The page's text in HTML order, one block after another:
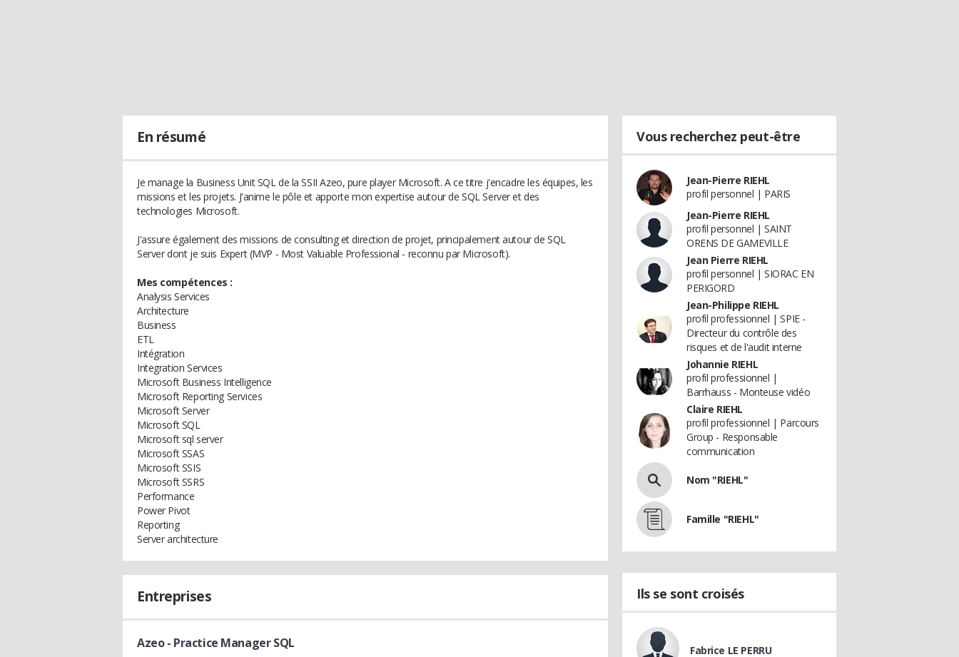
En résumé
Je manage la Business Unit SQL de la SSII Azeo, pure player Microsoft. A ce titre j'encadre les équipes, les
missions et les projets. J'anime le pôle et apporte mon expertise autour de SQL Server et des
technologies Microsoft.
J'assure également des missions de consulting et direction de projet, principalement autour de SQL
Server dont je suis Expert (MVP - Most Valuable Professional - reconnu par Microsoft).
Mes compétences :
Analysis Services
Architecture
Business
ETL
Intégration
Integration Services
Microsoft Business Intelligence
Microsoft Reporting Services
Microsoft Server
Microsoft SQL
Microsoft sql server
Microsoft SSAS
Microsoft SSIS
Microsoft SSRS
Performance
Power Pivot
Reporting
Server architecture
Entreprises
Azeo- Practice Manager SQL
Vous recherchez peut-être
Jean-Pierre RIEHL
profil personnel | PARIS
Jean-Pierre RIEHL
profil personnel | SAINT
ORENS DE GAMEVILLE
Jean Pierre RIEHL
profil personnel | SIORAC EN
PERIGORD
Jean-Philippe RIEHL
profil professionnel | SPIE -
Directeur du contrôle des
risques et de l'audit interne
Johannie RIEHL
profil professionnel |
Barrhauss - Monteuse vidéo
Claire RIEHL
profil professionnel | Parcours
Group - Responsable
communication
Nom "RIEHL"
Famille "RIEHL"
Ils se sont croisés
Fabrice LE PERRU